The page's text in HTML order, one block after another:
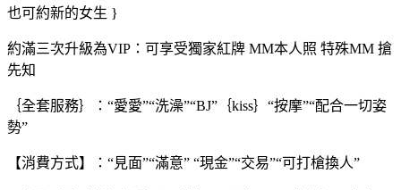
也可約新的女生 }
約滿三次升級為VIP：可享受獨家紅牌 MM本人照 特殊MM 搶
先知
｛全套服務｝：“愛愛”“洗澡”“BJ”｛kiss｝“按摩”“配合一切姿
勢”
【消費方式】：“見面”“滿意” “現金”“交易”“可打槍換人”